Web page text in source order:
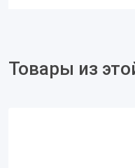
Товары из